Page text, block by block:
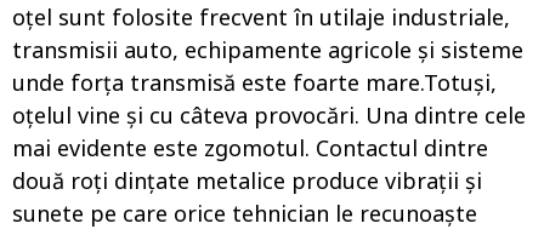
oțel sunt folosite frecvent în utilaje industriale,
transmisii auto, echipamente agricole și sisteme
unde forța transmisă este foarte mare.Totuși,
oțelul vine și cu câteva provocări. Una dintre cele
mai evidente este zgomotul. Contactul dintre
două roți dințate metalice produce vibrații și
sunete pe care orice tehnician le recunoaște